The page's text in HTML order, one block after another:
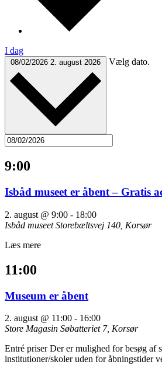
I dag
08/02/2026 2. august 2026 Vælg dato.
9:00
Isbåd museet er åbent – Gratis
2. august @ 9:00 - 18:00
Isbåd museetStorebæltsvej 140, Korsør
Læs mere
11:00
Museum er åbent
2. august @ 11:00 - 16:00
Store Magasin Søbatteriet 7, Korsør
Entré priser Der er mulighed for besøg af
institutioner/skoler uden for åbningstider